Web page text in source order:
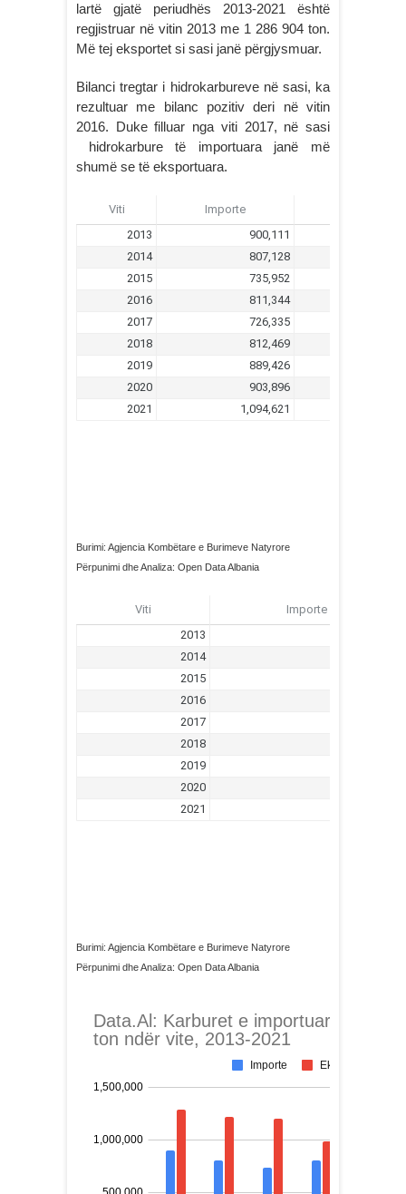
lartë gjatë periudhës 2013-2021 është
regjistruar në vitin 2013 me 1 286 904 ton.
Më tej eksportet si sasi janë përgjysmuar.
Bilanci tregtar i hidrokarbureve në sasi, ka
rezultuar me bilanc pozitiv deri në vitin
2016. Duke filluar nga viti 2017, në sasi
hidrokarbure të importuara janë më
shumë se të eksportuara.
Burimi: Agjencia Kombëtare e Burimeve Natyrore
Përpunimi dhe Analiza: Open Data Albania
Burimi: Agjencia Kombëtare e Burimeve Natyrore
Përpunimi dhe Analiza: Open Data Albania